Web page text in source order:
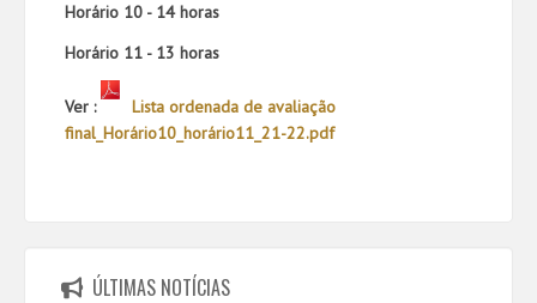
Horário 10 - 14 horas
Horário 11 - 13 horas
Ver :
Lista ordenada de avaliação
final_Horário10_horário11_21-22.pdf
ÚLTIMAS NOTÍCIAS